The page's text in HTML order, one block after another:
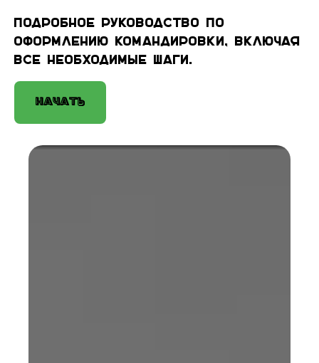
Подробное руководство по
оформлению командировки, включая
все необходимые шаги.
Начать